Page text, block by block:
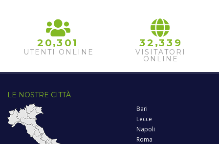
2 0,3 01
UTENTI ONLINE
32 ,33 9
VISITATORI
ONLINE
LE NOSTRE CITTÀ
Bari
Lecce
Napoli
Roma